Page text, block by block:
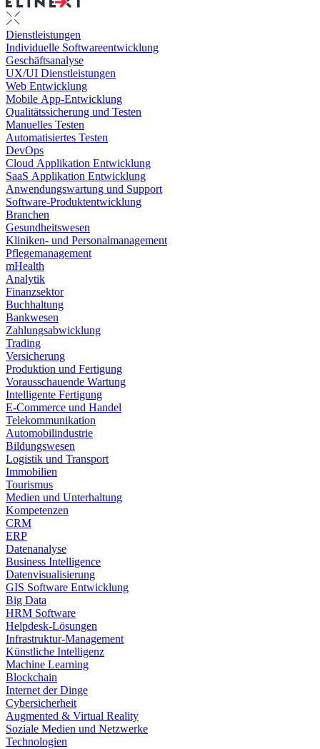
Dienstleistungen
Individuelle Softwareentwicklung
Geschäftsanalyse
UX/UI Dienstleistungen
Web Entwicklung
Mobile App-Entwicklung
Qualitätssicherung und Testen
Manuelles Testen
Automatisiertes Testen
DevOps
Cloud Applikation Entwicklung
SaaS Applikation Entwicklung
Anwendungswartung und Support
Software-Produktentwicklung
Branchen
Gesundheitswesen
Kliniken- und Personalmanagement
Pflegemanagement
mHealth
Analytik
Finanzsektor
Buchhaltung
Bankwesen
Zahlungsabwicklung
Trading
Versicherung
Produktion und Fertigung
Vorausschauende Wartung
Intelligente Fertigung
E-Commerce und Handel
Telekommunikation
Automobilindustrie
Bildungswesen
Logistik und Transport
Immobilien
Tourismus
Medien und Unterhaltung
Kompetenzen
CRM
ERP
Datenanalyse
Business Intelligence
Datenvisualisierung
GIS Software Entwicklung
Big Data
HRM Software
Helpdesk-Lösungen
Infrastruktur-Management
Künstliche Intelligenz
Machine Learning
Blockchain
Internet der Dinge
Cybersicherheit
Augmented & Virtual Reality
Soziale Medien und Netzwerke
Technologien